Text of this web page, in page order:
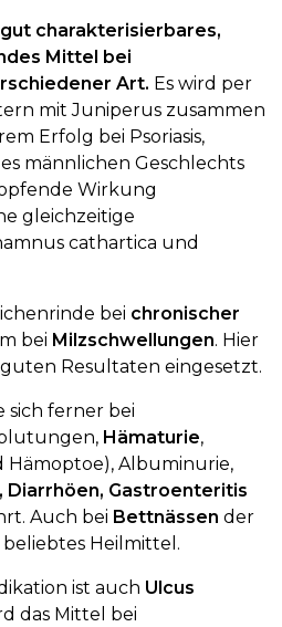
charakterisierbares,
Mittel bei
Art. Es wird per
mit Juniperus zusammen
Erfolg bei Psoriasis,
männlichen Geschlechts
Wirkung
gleichzeitige
cathartica und
bei chronischer
bei Milzschwellungen. Hier
Resultaten eingesetzt.
sich ferner bei
Hämaturie,
Hämoptoe), Albuminurie,
Diarrhöen, Gastroenteritis
Auch bei Bettnässen der
Heilmittel.
ist auch Ulcus
das Mittel bei